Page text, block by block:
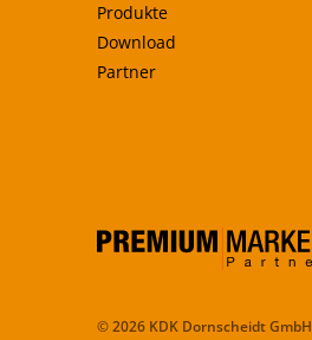
Produkte
Download
Partner
© 2026 KDK Dornscheidt GmbH